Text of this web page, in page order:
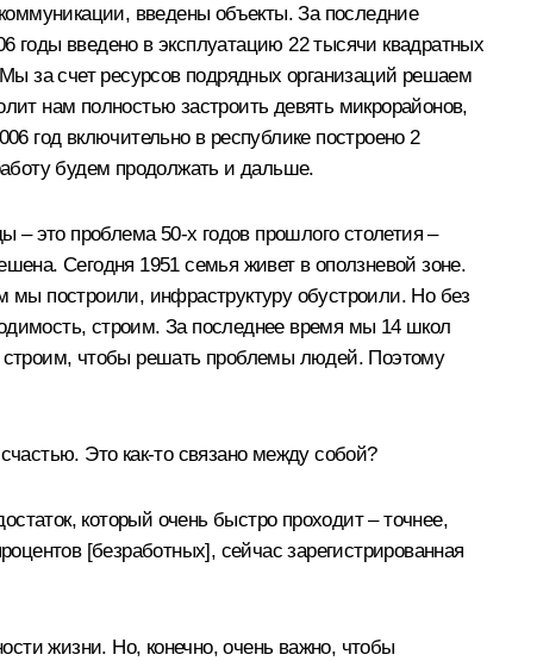
введены объекты. За последние
годы введено в эксплуатацию 22 тысячи квадратных
за счет ресурсов подрядных организаций решаем
нам полностью застроить девять микрорайонов,
год включительно в республике построено 2
будем продолжать и дальше.
– это проблема 50-х годов прошлого столетия –
Сегодня 1951 семья живет в оползневой зоне.
построили, инфраструктуру обустроили. Но без
строим. За последнее время мы 14 школ
строим, чтобы решать проблемы людей. Поэтому
Это как‑то связано между собой?
который очень быстро проходит – точнее,
[безработных], сейчас зарегистрированная
жизни. Но, конечно, очень важно, чтобы